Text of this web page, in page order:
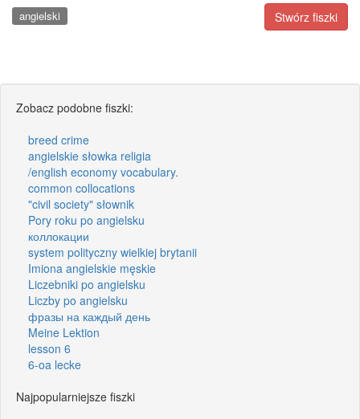
Stwórz fiszki
angielski
Zobacz podobne fiszki:
breed crime
angielskie słowka religia
/english economy vocabulary.
common collocations
"civil society" słownik
Pory roku po angielsku
коллокации
system polityczny wielkiej brytanii
Imiona angielskie męskie
Liczebniki po angielsku
Liczby po angielsku
фразы на каждый день
Meine Lektion
lesson 6
6-oa lecke
Najpopularniejsze fiszki